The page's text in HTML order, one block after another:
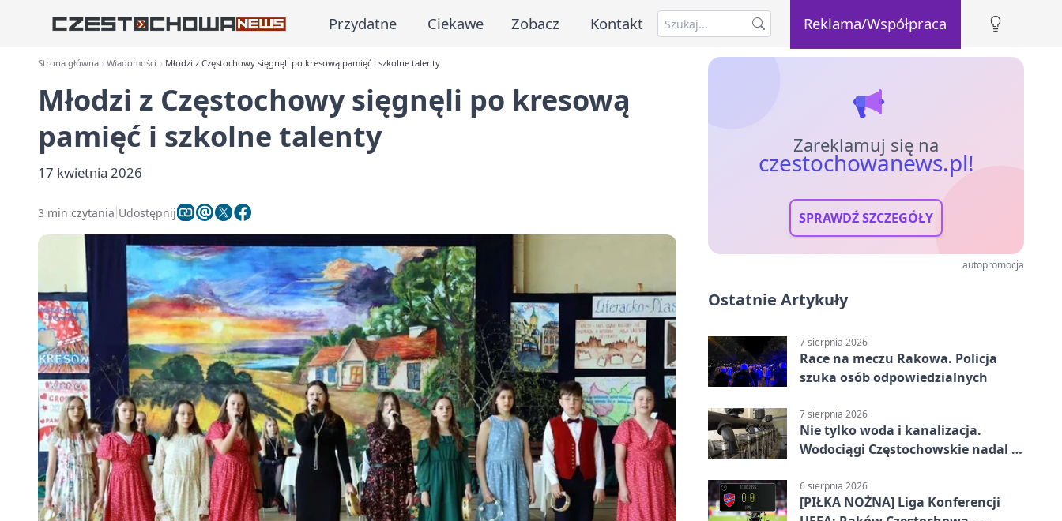
Przydatne Ciekawe Zobacz Kontakt Reklama/Współpraca
Strona główna Wiadomości Młodzi z Częstochowy sięgnęli po kresową pamięć i szkolne talenty
Młodzi z Częstochowy sięgnęli po kresową
pamięć i szkolne talenty
17 kwietnia 2026
3 min czytania Udostępnij
Zareklamuj się na
czestochowanews.pl!
SPRAWDŹ SZCZEGÓŁY
autopromocja
Ostatnie Artykuły
7 sierpnia 2026
Race na meczu Rakowa. Policja
szuka osób odpowiedzialnych
7 sierpnia 2026
Nie tylko woda i kanalizacja.
Wodociągi Częstochowskie nadal w
6 sierpnia 2026
[PIŁKA NOŻNA] Liga Konferencji